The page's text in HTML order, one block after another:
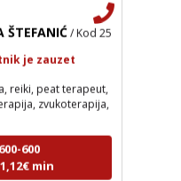
/ Kod 25
peat terapeut,
zvukoterapija,
600
min